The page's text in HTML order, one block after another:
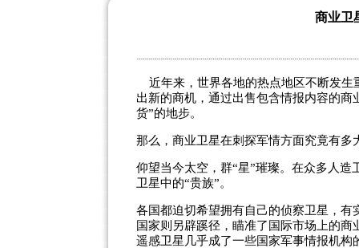
商业卫
近年来，世界各地的热点地区不断发生
出新的商机，通过出售包含情报内容的
货”的地步。
那么，商业卫星在刺探军情方面究竟有多
仰望当今太空，群“星”璀璨。在众多人
卫星中的“贵族”。
各国都迫切希望拥有自己的侦察卫星，
国家则另辟蹊径，瞄准了国际市场上的
遥感卫星几乎成了一些国家军事情报机构